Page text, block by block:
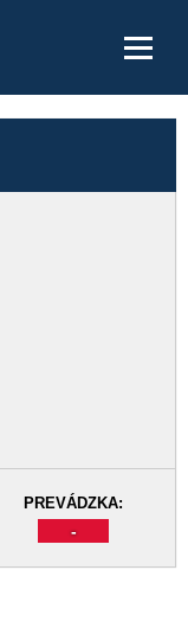
PREVÁDZKA:
-